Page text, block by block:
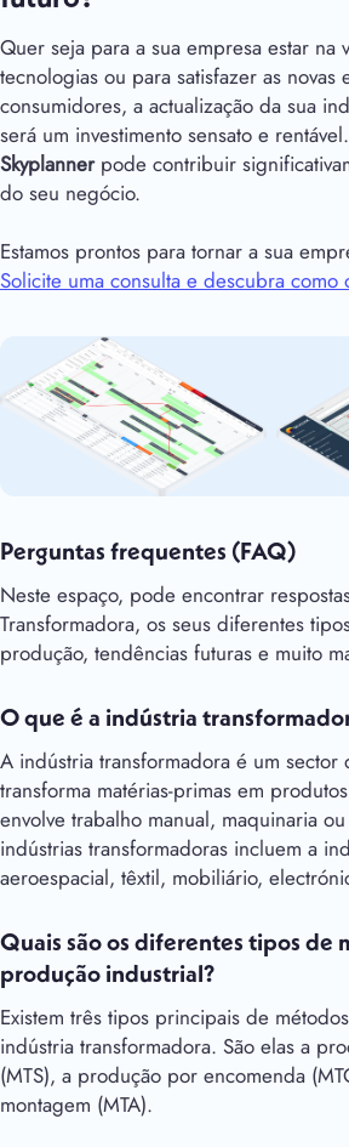
Quer seja para a sua empresa estar na
tecnologias ou para satisfazer as novas
consumidores, a actualização da sua
será um investimento sensato e
Skyplannerpode contribuir
do seu negócio.
Estamos prontos para tornar a sua
Solicite uma consulta e descubra como
Perguntas frequentes (FAQ)
Neste espaço, pode encontrar
Transformadora, os seus diferentes
produção, tendências futuras e muito
O que é a indústria
A indústria transformadora é um sector
transforma matérias-primas em
envolve trabalho manual, maquinaria
indústrias transformadoras incluem a
aeroespacial, têxtil, mobiliário,
Quais são os diferentes tipos de
produção industrial?
Existem três tipos principais de
indústria transformadora. São elas a
(MTS), a produção por encomenda
montagem (MTA).